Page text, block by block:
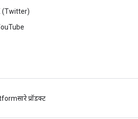
(Twitter)
सारे प्रॉडक्ट